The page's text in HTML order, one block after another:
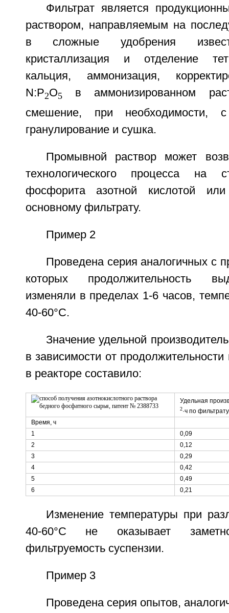
Фильтрат является
раствором, направляемым на
в сложные удобрения
кристаллизация и отделение
кальция, аммонизация,
N:P2O5 в аммонизированном
смешение, при необходимости,
гранулирование и сушка.
Промывной раствор может
технологического процесса на
фосфорита азотной кислотой
основному фильтрату.
Пример 2
Проведена серия аналогичных с
которых продолжительность
изменяли в пределах 1-6 часов,
40-60°С.
Значение удельной
в зависимости от
в реакторе составило:
Удельная
2·ч по
Время, ч
1
0,09
2
0,12
3
0,29
4
0,42
5
0,49
6
0,21
Изменение температуры при
40-60°С не оказывает
фильтруемость суспензии.
Пример 3
Проведена серия опытов,